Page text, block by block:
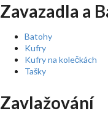
Zavazadla a
Batohy
Kufry
Kufry na kolečkách
Tašky
Zavlažování